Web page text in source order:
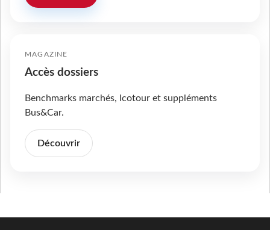
MAGAZINE
Accès dossiers
Benchmarks marchés, Icotour et suppléments
Bus&Car.
Découvrir